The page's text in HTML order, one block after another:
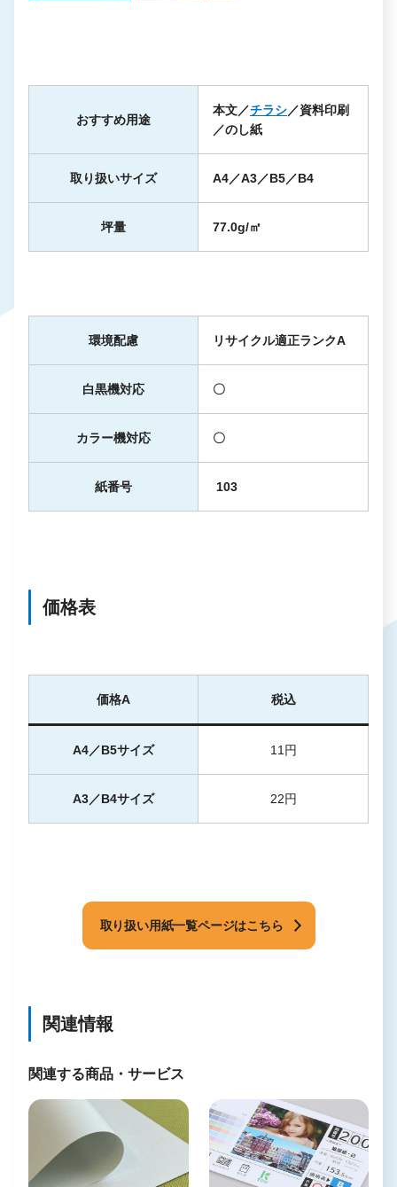
おすすめ用途
本文／チラシ／資料印刷
／のし紙
取り扱いサイズ A4／A3／B5／B4
坪量 77.0g/㎡
環境配慮 リサイクル適正ランクA
白黒機対応 〇
カラー機対応 〇
紙番号 103
価格表
価格A 税込
A4／B5サイズ 11円
A3／B4サイズ 22円
取り扱い用紙一覧ページはこちら
関連情報
関連する商品・サービス